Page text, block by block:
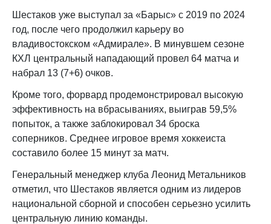
Шестаков уже выступал за «Барыс» с 2019 по 2024
год, после чего продолжил карьеру во
владивостокском «Адмирале». В минувшем сезоне
КХЛ центральный нападающий провел 64 матча и
набрал 13 (7+6) очков.
Кроме того, форвард продемонстрировал высокую
эффективность на вбрасываниях, выиграв 59,5%
попыток, а также заблокировал 34 броска
соперников. Среднее игровое время хоккеиста
составило более 15 минут за матч.
Генеральный менеджер клуба Леонид Метальников
отметил, что Шестаков является одним из лидеров
национальной сборной и способен серьезно усилить
центральную линию команды.